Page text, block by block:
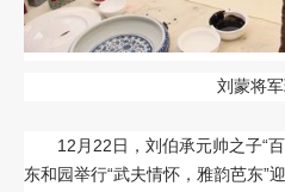
刘蒙将
12月22日，刘伯承元帅之子“
东和园举行“武夫情怀，雅韵芭东”